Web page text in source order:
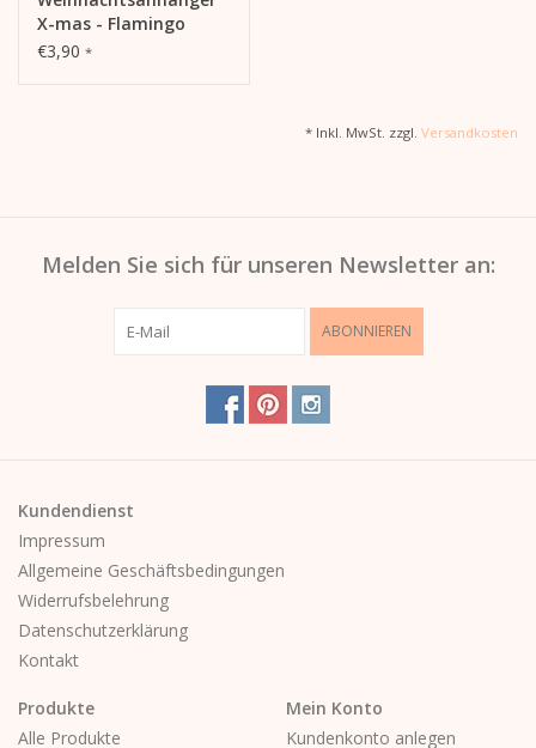
X-mas - Flamingo
€3,90 *
* Inkl. MwSt. zzgl. Versandkosten
Melden Sie sich für unseren Newsletter an:
ABONNIEREN
Kundendienst
Impressum
Allgemeine Geschäftsbedingungen
Widerrufsbelehrung
Datenschutzerklärung
Kontakt
Produkte
Alle Produkte
Mein Konto
Kundenkonto anlegen